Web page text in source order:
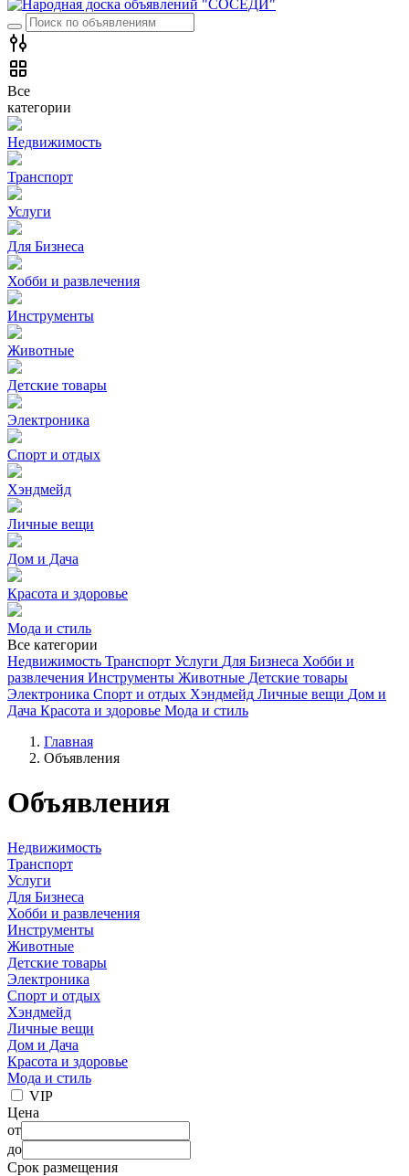
Все
категории
Недвижимость
Транспорт
Услуги
Для Бизнеса
Хобби и развлечения
Инструменты
Животные
Детские товары
Электроника
Спорт и отдых
Хэндмейд
Личные вещи
Дом и Дача
Красота и здоровье
Мода и стиль
Все категории
Недвижимость Транспорт Услуги Для Бизнеса Хобби и
развлечения Инструменты Животные Детские товары
Электроника Спорт и отдых Хэндмейд Личные вещи Дом и
Дача Красота и здоровье Мода и стиль
Главная
Объявления
Объявления
Недвижимость
Транспорт
Услуги
Для Бизнеса
Хобби и развлечения
Инструменты
Животные
Детские товары
Электроника
Спорт и отдых
Хэндмейд
Личные вещи
Дом и Дача
Красота и здоровье
Мода и стиль
VIP
Цена
от
до
Срок размещения